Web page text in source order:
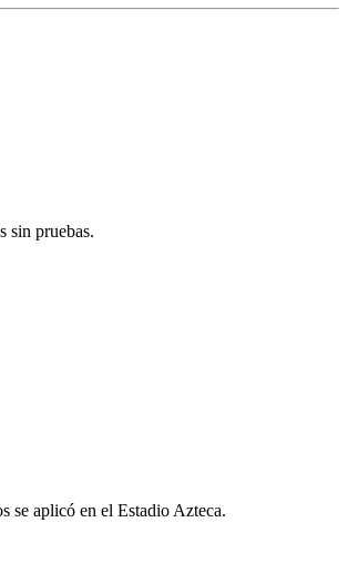
sin pruebas.
se aplicó en el Estadio Azteca.